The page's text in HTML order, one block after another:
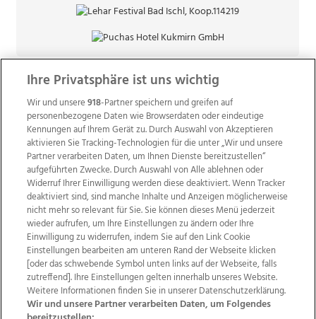
Wir über uns Mediadaten Kontakt
Jobs
Datenschutz
Impressum
AGB Anzeigekunden
AGB Website
Ehrenkodex Politische Werbung
Ihre Privatsphäre ist uns wichtig
Wir und unsere918-Partner speichern und greifen auf
personenbezogene Daten wie Browserdaten oder eindeutige
Kennungen auf Ihrem Gerät zu. Durch Auswahl von Akzeptieren
aktivieren Sie Tracking-Technologien für die unter „Wir und unsere
Partner verarbeiten Daten, um Ihnen Dienste bereitzustellen“
aufgeführten Zwecke. Durch Auswahl von Alle ablehnen oder
Widerruf Ihrer Einwilligung werden diese deaktiviert. Wenn Tracker
deaktiviert sind, sind manche Inhalte und Anzeigen möglicherweise
nicht mehr so relevant für Sie. Sie können dieses Menü jederzeit
wieder aufrufen, um Ihre Einstellungen zu ändern oder Ihre
Einwilligung zu widerrufen, indem Sie auf den Link Cookie
Einstellungen bearbeiten am unteren Rand der Webseite klicken
[oder das schwebende Symbol unten links auf der Webseite, falls
zutreffend]. Ihre Einstellungen gelten innerhalb unseres Website.
Weitere Informationen finden Sie in unserer Datenschutzerklärung.
Wir und unsere Partner verarbeiten Daten, um Folgendes